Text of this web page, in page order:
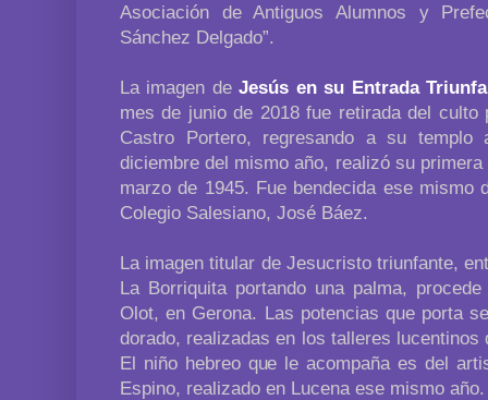
Asociación de Antiguos Alumnos y
Sánchez Delgado”.
La imagen deJesús en su Entrada
mes de junio de 2018 fue retirada del culto
Castro Portero, regresando a su
diciembre del mismo año, realizó su
marzo de 1945. Fue bendecida ese mismo
Colegio Salesiano, José Báez.
La imagen titular de Jesucristo triunfante,
La Borriquita portando una palma,
Olot, en Gerona. Las potencias que porta
dorado, realizadas en los talleres lucentinos
El niño hebreo que le acompaña es del
Espino, realizado en Lucena ese mismo año.